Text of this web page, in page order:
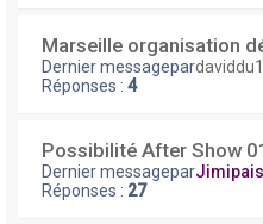
Marseille organisation
Dernier messagepar
Réponses : 4
Possibilité After Show
Dernier messagepar
Réponses : 27